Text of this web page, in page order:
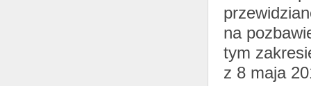
na
tym
z 8 maja